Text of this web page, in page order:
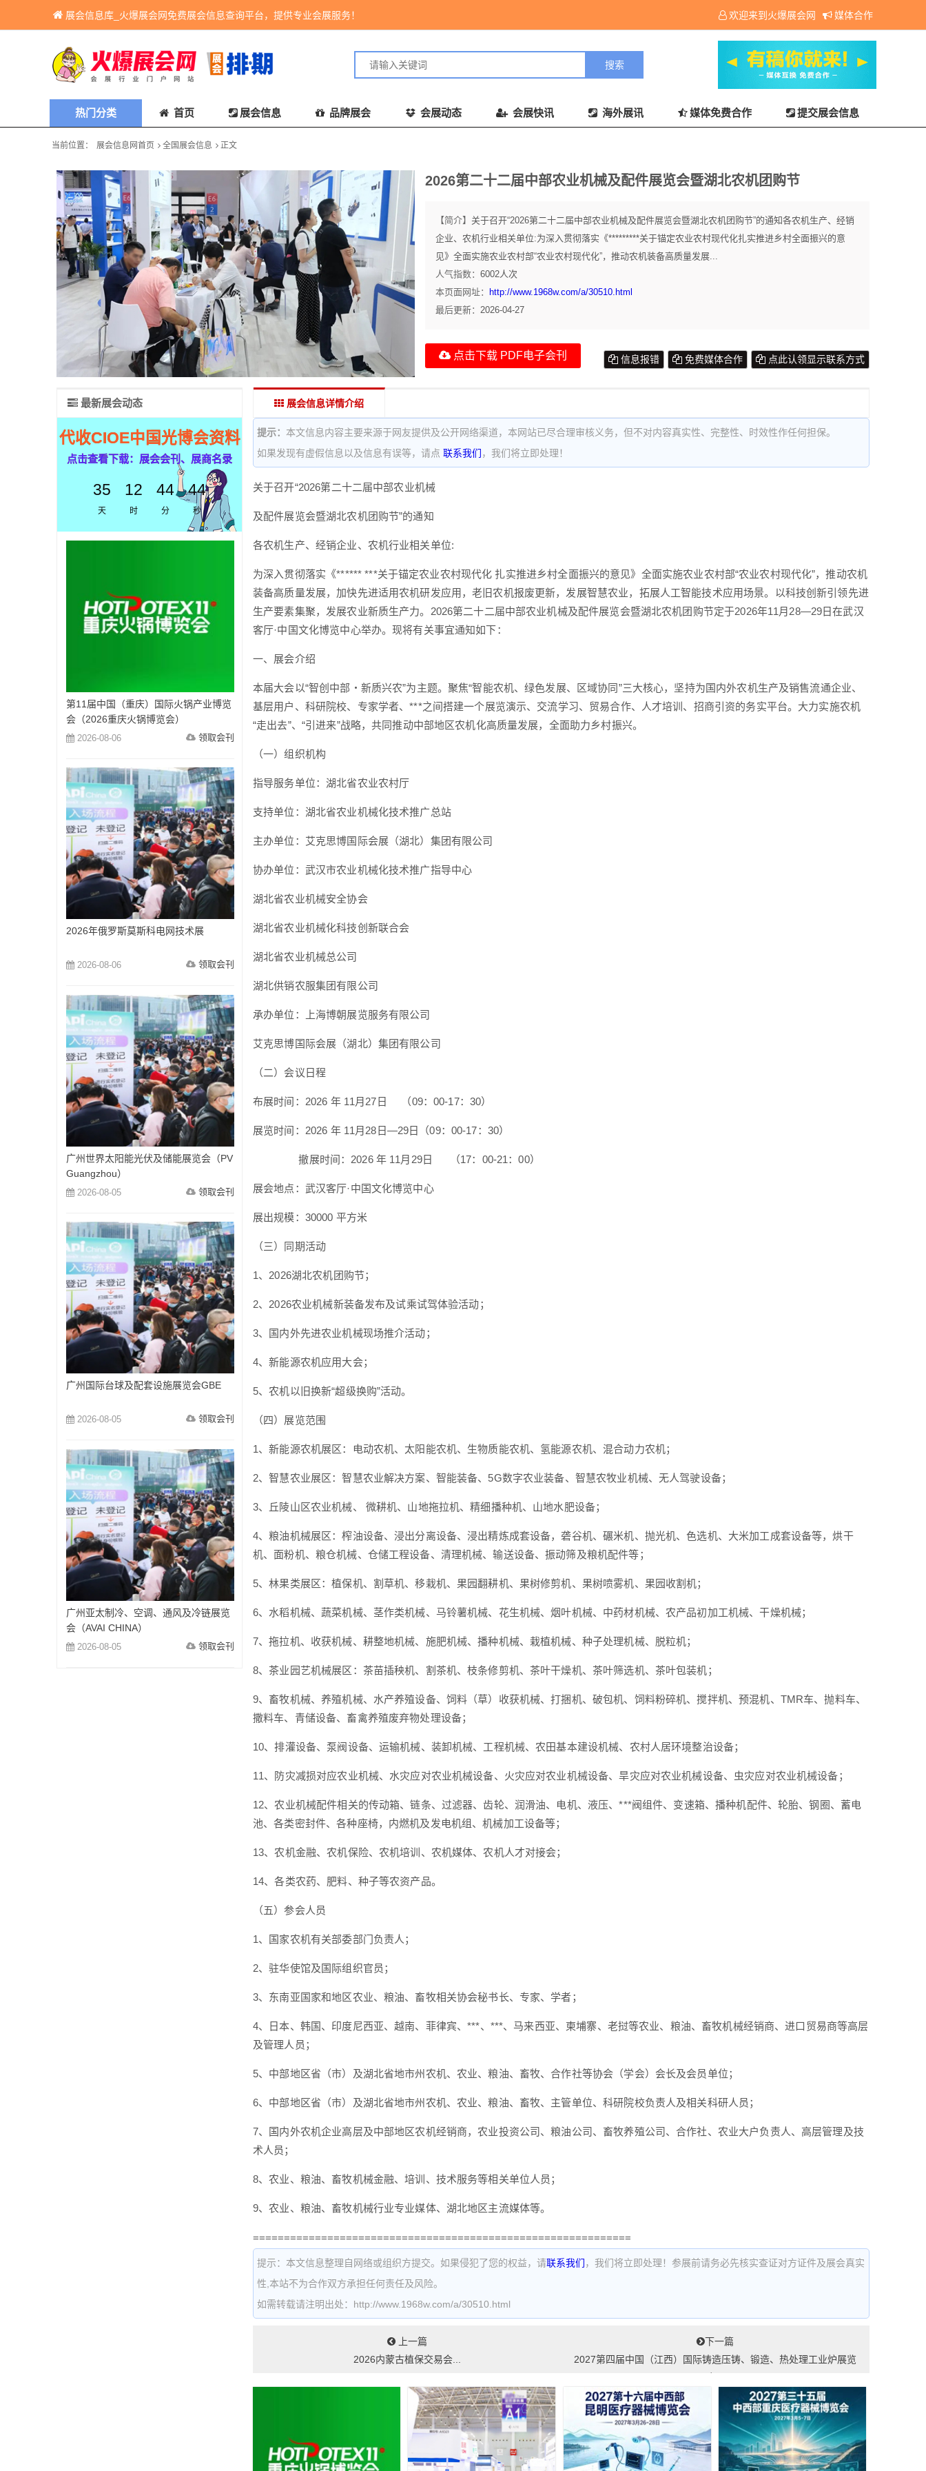
展会信息库_火爆展会网免费展会信息查询平台，提供专业会展服务！ 欢迎来到火爆展会网 媒体合作
热门分类 首页 展会信息 品牌展会 会展动态 会展快讯 海外展讯 媒体免费合作 提交展会信息
当前位置： 展会信息网首页 全国展会信息 正文
2026第二十二届中部农业机械及配件展览会暨湖北农机团购节
【简介】 关于召开“2026第二十二届中部农业机械及配件展览会暨湖北农机团购节”的通知各农机生产、经销
企业、农机行业相关单位:为深入贯彻落实《*********关于锚定农业农村现代化扎实推进乡村全面振兴的意
见》全面实施农业农村部“农业农村现代化”，推动农机装备高质量发展...
人气指数： 6002人次
本页面网址：
http://www.1968w.com/a/30510.html
最后更新： 2026-04-27
点击下载 PDF电子会刊 点此认领显示联系方式
免费媒体合作
信息报错
展会信息详情介绍
提示： 本文信息内容主要来源于网友提供及公开网络渠道，本网站已尽合理审核义务，但不对内容真实性、完整性、时效性作任何担保。
如果发现有虚假信息以及信息有误等，请点 联系我们 ，我们将立即处理！
关于召开“2026第二十二届中部农业机械
及配件展览会暨湖北农机团购节”的通知
各农机生产、经销企业、农机行业相关单位:
为深入贯彻落实《****** ***关于锚定农业农村现代化 扎实推进乡村全面振兴的意见》全面实施农业农村部“农业农村现代化”，推动农机
装备高质量发展，加快先进适用农机研发应用，老旧农机报废更新，发展智慧农业，拓展人工智能技术应用场景。以科技创新引领先进
生产要素集聚，发展农业新质生产力。2026第二十二届中部农业机械及配件展览会暨湖北农机团购节定于2026年11月28—29日在武汉
客厅·中国文化博览中心举办。现将有关事宜通知如下：
一、展会介绍
本届大会以“智创中部・新质兴农”为主题。聚焦“智能农机、绿色发展、区域协同”三大核心，坚持为国内外农机生产及销售流通企业、
基层用户、科研院校、专家学者、***之间搭建一个展览演示、交流学习、贸易合作、人才培训、招商引资的务实平台。大力实施农机
“走出去”、“引进来”战略，共同推动中部地区农机化高质量发展，全面助力乡村振兴。
（一）组织机构
指导服务单位：湖北省农业农村厅
支持单位：湖北省农业机械化技术推广总站
主办单位：艾克思博国际会展（湖北）集团有限公司
协办单位：武汉市农业机械化技术推广指导中心
湖北省农业机械安全协会
湖北省农业机械化科技创新联合会
湖北省农业机械总公司
湖北供销农服集团有限公司
承办单位：上海博朝展览服务有限公司
艾克思博国际会展（湖北）集团有限公司
（二）会议日程
布展时间：2026 年 11月27日 （09：00-17：30）
展览时间：2026 年 11月28日—29日（09：00-17：30）
撤展时间：2026 年 11月29日 （17：00-21：00）
展会地点：武汉客厅·中国文化博览中心
展出规模：30000 平方米
（三）同期活动
1、2026湖北农机团购节；
2、2026农业机械新装备发布及试乘试驾体验活动；
3、国内外先进农业机械现场推介活动；
4、新能源农机应用大会；
5、农机以旧换新“超级换购”活动。
（四）展览范围
1、新能源农机展区：电动农机、太阳能农机、生物质能农机、氢能源农机、混合动力农机；
2、智慧农业展区：智慧农业解决方案、智能装备、5G数字农业装备、智慧农牧业机械、无人驾驶设备；
3、丘陵山区农业机械、 微耕机、山地拖拉机、精细播种机、山地水肥设备；
4、粮油机械展区：榨油设备、浸出分离设备、浸出精炼成套设备，砻谷机、碾米机、抛光机、色选机、大米加工成套设备等，烘干
机、面粉机、粮仓机械、仓储工程设备、清理机械、输送设备、振动筛及粮机配件等；
5、林果类展区：植保机、割草机、移栽机、果园翻耕机、果树修剪机、果树喷雾机、果园收割机；
6、水稻机械、蔬菜机械、茎作类机械、马铃薯机械、花生机械、烟叶机械、中药材机械、农产品初加工机械、干燥机械；
7、拖拉机、收获机械、耕整地机械、施肥机械、播种机械、栽植机械、种子处理机械、脱粒机；
8、茶业园艺机械展区：茶苗插秧机、割茶机、枝条修剪机、茶叶干燥机、茶叶筛选机、茶叶包装机；
9、畜牧机械、养殖机械、水产养殖设备、饲料（草）收获机械、打捆机、破包机、饲料粉碎机、搅拌机、预混机、TMR车、抛料车、
撒料车、青储设备、畜禽养殖废弃物处理设备；
10、排灌设备、泵阀设备、运输机械、装卸机械、工程机械、农田基本建设机械、农村人居环境整治设备；
11、防灾减损对应农业机械、水灾应对农业机械设备、火灾应对农业机械设备、旱灾应对农业机械设备、虫灾应对农业机械设备；
12、农业机械配件相关的传动箱、链条、过滤器、齿轮、润滑油、电机、液压、***阀组件、变速箱、播种机配件、轮胎、钢圈、蓄电
池、各类密封件、各种座椅，内燃机及发电机组、机械加工设备等；
13、农机金融、农机保险、农机培训、农机媒体、农机人才对接会；
14、各类农药、肥料、种子等农资产品。
（五）参会人员
1、国家农机有关部委部门负责人；
2、驻华使馆及国际组织官员；
3、东南亚国家和地区农业、粮油、畜牧相关协会秘书长、专家、学者；
4、日本、韩国、印度尼西亚、越南、菲律宾、***、***、马来西亚、柬埔寨、老挝等农业、粮油、畜牧机械经销商、进口贸易商等高层
及管理人员；
5、中部地区省（市）及湖北省地市州农机、农业、粮油、畜牧、合作社等协会（学会）会长及会员单位；
6、中部地区省（市）及湖北省地市州农机、农业、粮油、畜牧、主管单位、科研院校负责人及相关科研人员；
7、国内外农机企业高层及中部地区农机经销商，农业投资公司、粮油公司、畜牧养殖公司、合作社、农业大户负责人、高层管理及技
术人员；
8、农业、粮油、畜牧机械金融、培训、技术服务等相关单位人员；
9、农业、粮油、畜牧机械行业专业媒体、湖北地区主流媒体等。
=============================================================
提示：本文信息整理自网络或组织方提交。如果侵犯了您的权益，请联系我们 ，我们将立即处理！参展前请务必先核实查证对方证件及展会真实
性,本站不为合作双方承担任何责任及风险。
如需转载请注明出处：http://www.1968w.com/a/30510.html
上一篇
2026内蒙古植保交易会...
下一篇
2027第四届中国（江西）国际铸造压铸、锻造、热处理工业炉展览
最新展会动态
代收CIOE中国光博会资料
点击查看下载：展会会刊、展商名录
35
天
12
时
44
分
43
秒
第11届中国（重庆）国际火锅产业博览
会（2026重庆火锅博览会）
2026-08-06 领取会刊
2026年俄罗斯莫斯科电网技术展
2026-08-06 领取会刊
广州世界太阳能光伏及储能展览会（PV
Guangzhou）
2026-08-05 领取会刊
广州国际台球及配套设施展览会GBE
2026-08-05 领取会刊
广州亚太制冷、空调、通风及冷链展览
会（AVAI CHINA）
2026-08-05 领取会刊